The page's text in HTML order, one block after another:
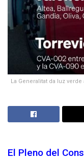
La Generalitat da luz
El Pleno del